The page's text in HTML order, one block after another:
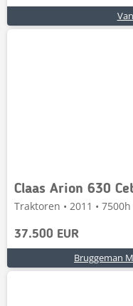
Claas Arion 630
Traktoren • 2011 •
37.500 EUR
Bruggeman